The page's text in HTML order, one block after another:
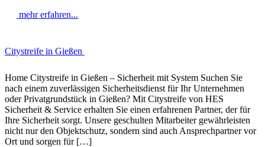
mehr erfahren...
Citystreife in Gießen
Home Citystreife in Gießen – Sicherheit mit System Suchen Sie
nach einem zuverlässigen Sicherheitsdienst für Ihr Unternehmen
oder Privatgrundstück in Gießen? Mit Citystreife von HES
Sicherheit & Service erhalten Sie einen erfahrenen Partner, der für
Ihre Sicherheit sorgt. Unsere geschulten Mitarbeiter gewährleisten
nicht nur den Objektschutz, sondern sind auch Ansprechpartner vor
Ort und sorgen für […]